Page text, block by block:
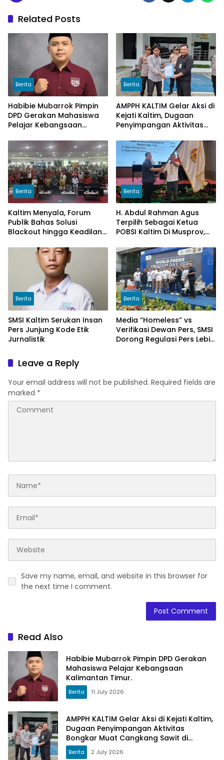
Related Posts
Berita
Habibie Mubarrok Pimpin
DPD Gerakan Mahasiswa
Pelajar Kebangsaan
Berita
AMPPH KALTIM Gelar Aksi di
Kejati Kaltim, Dugaan
Penyimpangan Aktivitas
Sawit di Logpond Tubaan
Berita
Kaltim Menyala, Forum
Publik Bahas Solusi
Blackout hingga Keadilan
Berita
H. Abdul Rahman Agus
Terpilih Sebagai Ketua
POBSI Kaltim Di Musprov,
Billiar
Berita
SMSI Kaltim Serukan Insan
Pers Junjung Kode Etik
Jurnalistik
Berita
Media “Homeless” vs
Verifikasi Dewan Pers, SMSI
Dorong Regulasi Pers Lebih
Leave a Reply
Your email address will not be published. Required fields are
marked *
Save my name, email, and website in this browser for
the next time I comment.
Read Also
Habibie Mubarrok Pimpin DPD Gerakan
Mahasiswa Pelajar Kebangsaan
Kalimantan Timur.
Berita 11 July 2026
AMPPH KALTIM Gelar Aksi di Kejati Kaltim,
Dugaan Penyimpangan Aktivitas
Bongkar Muat Cangkang Sawit di
Logpond Tubaan
Berita 2 July 2026